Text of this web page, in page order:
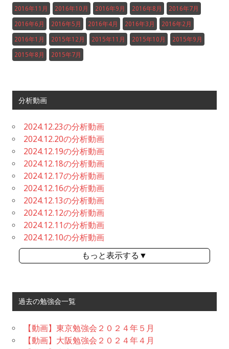
2016年11月 2016年10月 2016年9月 2016年8月 2016年7月
2016年6月 2016年5月 2016年4月 2016年3月 2016年2月
2016年1月 2015年12月 2015年11月 2015年10月 2015年9月
2015年8月 2015年7月
分析動画
2024.12.23の分析動画
2024.12.20の分析動画
2024.12.19の分析動画
2024.12.18の分析動画
2024.12.17の分析動画
2024.12.16の分析動画
2024.12.13の分析動画
2024.12.12の分析動画
2024.12.11の分析動画
2024.12.10の分析動画
もっと表示する▼
過去の勉強会一覧
【動画】東京勉強会２０２４年５月
【動画】大阪勉強会２０２４年４月